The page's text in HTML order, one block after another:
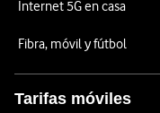
Internet 5G en casa
Fibra, móvil y fútbol
Tarifas móviles